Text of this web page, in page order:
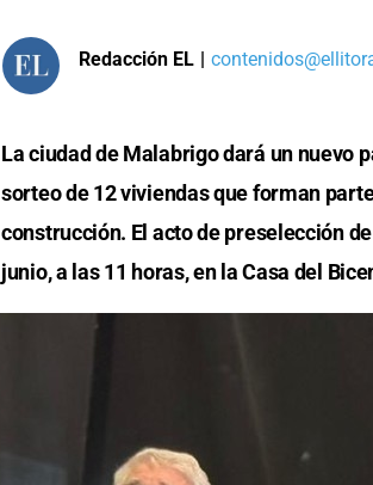
Redacción EL |
La ciudad de Malabrigo dará un nuevo
sorteo de 12 viviendas que forman
construcción. El acto de preselección
junio, a las 11 horas, en la Casa del